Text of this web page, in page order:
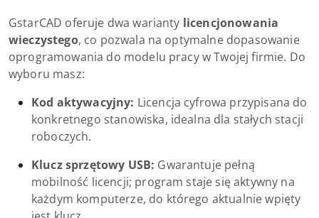
GstarCAD oferuje dwa warianty licencjonowania
wieczystego, co pozwala na optymalne dopasowanie
oprogramowania do modelu pracy w Twojej firmie. Do
wyboru masz:
Kod aktywacyjny: Licencja cyfrowa przypisana do
konkretnego stanowiska, idealna dla stałych stacji
roboczych.
Klucz sprzętowy USB: Gwarantuje pełną
mobilność licencji; program staje się aktywny na
każdym komputerze, do którego aktualnie wpięty